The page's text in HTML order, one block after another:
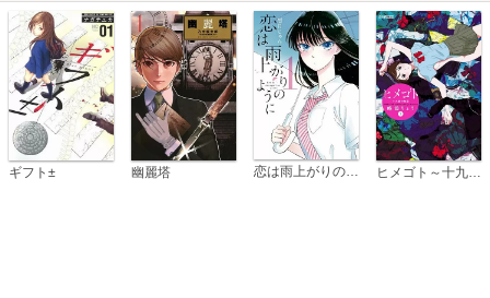
ギフト± 幽麗塔 恋は雨上がりのように